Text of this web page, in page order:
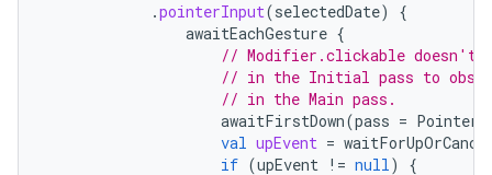
.pointerInput(selectedDate)
{
awaitEachGesture {
// Modifier.clickable doesn't
// in the Initial pass to
// in the Main pass.
awaitFirstDown(pass =
val upEvent =
if (upEvent != null) {